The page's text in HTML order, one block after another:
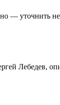
— уточнить
Лебедев,